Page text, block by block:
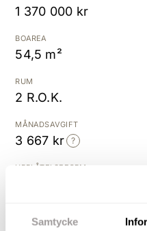
Samtycke
1 370 000 kr
BOAREA
54,5 m²
RUM
2 R.O.K.
MÅNADSAVGIFT
3 667 kr
UPPLÅTELSEFORM
1954